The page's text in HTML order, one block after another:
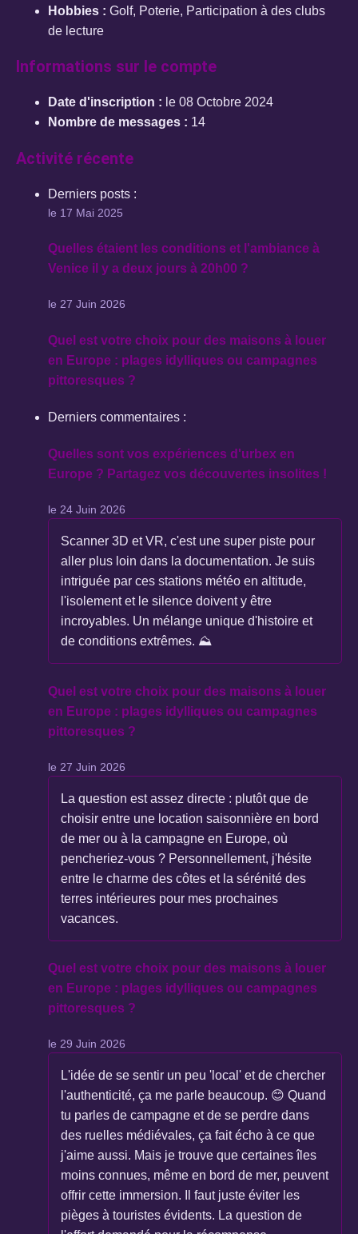
Hobbies : Golf, Poterie, Participation à des clubs
de lecture
Informations sur le compte
Date d'inscription : le 08 Octobre 2024
Nombre de messages : 14
Activité récente
Derniers posts :
le 17 Mai 2025
Quelles étaient les conditions et l'ambiance à
Venice il y a deux jours à 20h00 ?
le 27 Juin 2026
Quel est votre choix pour des maisons à louer
en Europe : plages idylliques ou campagnes
pittoresques ?
Derniers commentaires :
Quelles sont vos expériences d'urbex en
Europe ? Partagez vos découvertes insolites !
le 24 Juin 2026
Scanner 3D et VR, c'est une super piste pour
aller plus loin dans la documentation. Je suis
intriguée par ces stations météo en altitude,
l'isolement et le silence doivent y être
incroyables. Un mélange unique d'histoire et
de conditions extrêmes. ⛰️
Quel est votre choix pour des maisons à louer
en Europe : plages idylliques ou campagnes
pittoresques ?
le 27 Juin 2026
La question est assez directe : plutôt que de
choisir entre une location saisonnière en bord
de mer ou à la campagne en Europe, où
pencheriez-vous ? Personnellement, j'hésite
entre le charme des côtes et la sérénité des
terres intérieures pour mes prochaines
vacances.
Quel est votre choix pour des maisons à louer
en Europe : plages idylliques ou campagnes
pittoresques ?
le 29 Juin 2026
L'idée de se sentir un peu 'local' et de chercher
l'authenticité, ça me parle beaucoup. 😊 Quand
tu parles de campagne et de se perdre dans
des ruelles médiévales, ça fait écho à ce que
j'aime aussi. Mais je trouve que certaines îles
moins connues, même en bord de mer, peuvent
offrir cette immersion. Il faut juste éviter les
pièges à touristes évidents. La question de